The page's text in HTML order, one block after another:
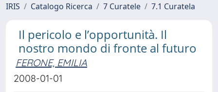
IRIS Catalogo Ricerca 7 Curatele 7.1 Curatela
Il pericolo e l’opportunità. Il
nostro mondo di fronte al futuro
FERONE, EMILIA
2008-01-01